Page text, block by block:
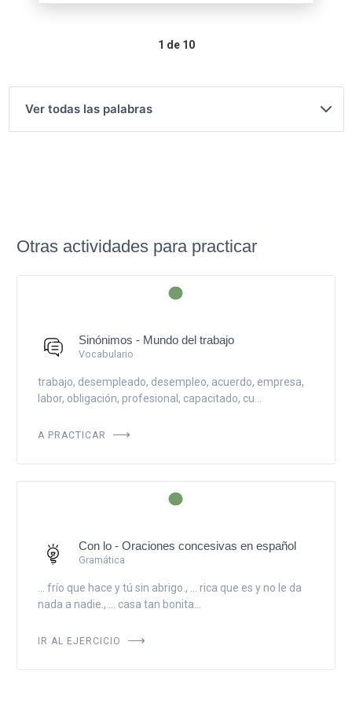
1 de 10
Ver todas las palabras
Otras actividades para practicar
Sinónimos - Mundo del trabajo
Vocabulario
trabajo, desempleado, desempleo, acuerdo, empresa,
labor, obligación, profesional, capacitado, cu...
A PRACTICAR
Con lo - Oraciones concesivas en español
Gramática
... frío que hace y tú sin abrigo., ... rica que es y no le da
nada a nadie., ... casa tan bonita...
IR AL EJERCICIO